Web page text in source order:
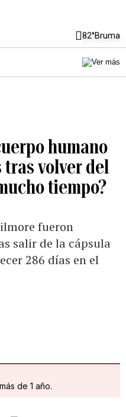
82°Bruma
humano
volver del
tiempo?
fueron
salir de la cápsula
286 días en el
de 1 año.